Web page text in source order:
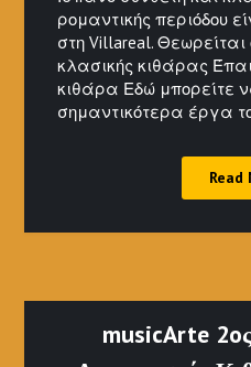
ρομαντικής περιόδου
στη Villareal.
κλασικής κιθάρας
κιθάρα Εδώ μπορείτε
σημαντικότερα έργα
Read
musicArte